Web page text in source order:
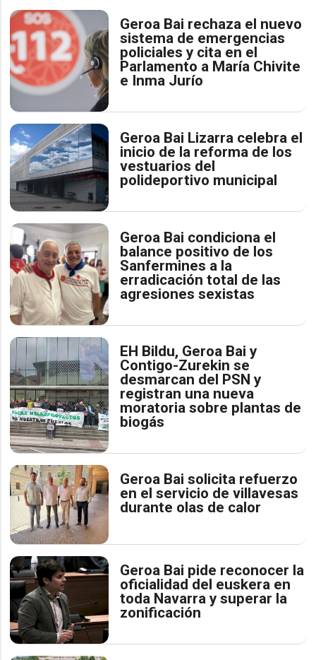
Geroa Bai rechaza el nuevo
sistema de emergencias
policiales y cita en el
Parlamento a María Chivite
e Inma Jurío
Geroa Bai Lizarra celebra el
inicio de la reforma de los
vestuarios del
polideportivo municipal
Geroa Bai condiciona el
balance positivo de los
Sanfermines a la
erradicación total de las
agresiones sexistas
EH Bildu, Geroa Bai y
Contigo-Zurekin se
desmarcan del PSN y
registran una nueva
moratoria sobre plantas de
biogás
Geroa Bai solicita refuerzo
en el servicio de villavesas
durante olas de calor
Geroa Bai pide reconocer la
oficialidad del euskera en
toda Navarra y superar la
zonificación